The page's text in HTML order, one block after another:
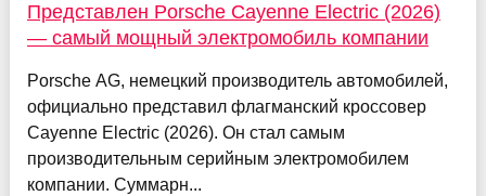
Представлен Porsche Cayenne Electric (2026)
— самый мощный электромобиль компании
Porsche AG, немецкий производитель автомобилей,
официально представил флагманский кроссовер
Cayenne Electric (2026). Он стал самым
производительным серийным электромобилем
компании. Суммарн...